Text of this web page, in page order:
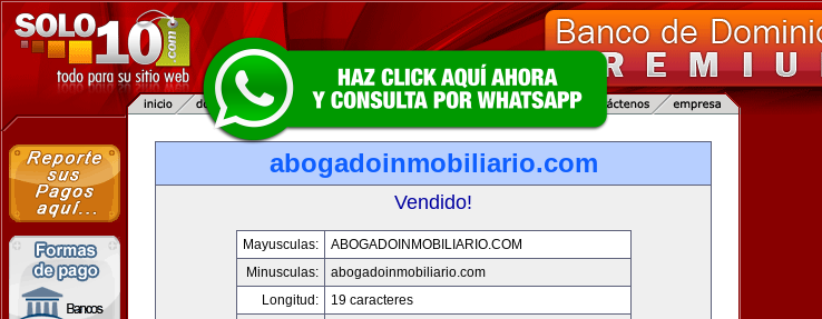
abogadoinmobiliario.com
Vendido!
Mayusculas:
ABOGADOINMOBILIARIO.COM
Minusculas:
abogadoinmobiliario.com
Longitud:
19 caracteres